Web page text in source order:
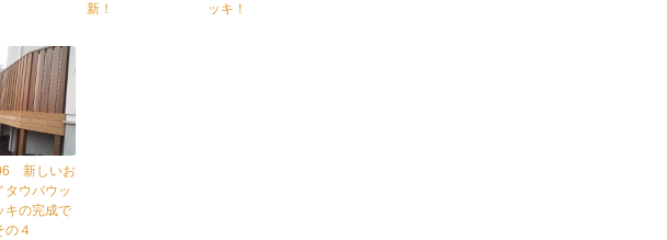
新！
ッキ！
新しいお
タウバウッ
キの完成で
の４